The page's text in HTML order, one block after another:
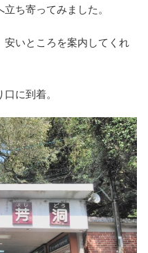
ち寄ってみました。
いところを案内してくれ
に到着。